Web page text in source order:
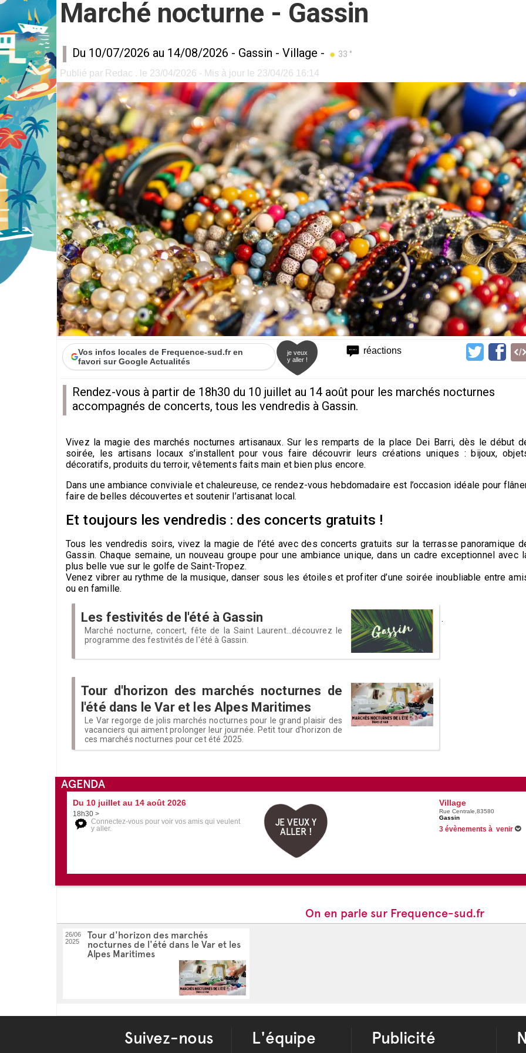
Marché nocturne - Gassin
Du 10/07/2026 au 14/08/2026 - Gassin - Village - 33 °
Publié par Redac . le 23/04/2026 - Mis à jour le 23/04/26 16:14
réactions
Vos infos locales de Frequence-sud.fr en
favori sur Google Actualités
je veux
y aller !
Rendez-vous à partir de 18h30 du 10 juillet au 14 août pour les marchés nocturnes
accompagnés de concerts, tous les vendredis à Gassin.
Vivez la magie des marchés nocturnes artisanaux. Sur les remparts de la place Dei Barri, dès le début
soirée, les artisans locaux s’installent pour vous faire découvrir leurs créations uniques : bijoux,
décoratifs, produits du terroir, vêtements faits main et bien plus encore.
Dans une ambiance conviviale et chaleureuse, ce rendez-vous hebdomadaire est l’occasion idéale pour
faire de belles découvertes et soutenir l’artisanat local.
Et toujours les vendredis : des concerts gratuits !
Tous les vendredis soirs, vivez la magie de l’été avec des concerts gratuits sur la terrasse panoramique
Gassin. Chaque semaine, un nouveau groupe pour une ambiance unique, dans un cadre exceptionnel avec
plus belle vue sur le golfe de Saint-Tropez.
Venez vibrer au rythme de la musique, danser sous les étoiles et profiter d’une soirée inoubliable entre
ou en famille.
Les festivités de l'été à Gassin
Marché nocturne, concert, fête de la Saint Laurent...découvrez le
programme des festivités de l'été à Gassin.
.
Tour d'horizon des marchés nocturnes de
l'été dans le Var et les Alpes Maritimes
Le Var regorge de jolis marchés nocturnes pour le grand plaisir des
vacanciers qui aiment prolonger leur journée. Petit tour d'horizon de
ces marchés nocturnes pour cet été 2025.
AGENDA
Du 10 juillet au 14 août 2026
18h30 >
Connectez-vous pour voir vos amis qui veulent
y aller.
JE VEUX Y
ALLER !
Village
Rue Centrale,83580
Gassin
3 évènements à venir
On en parle sur Frequence-sud.fr
26/06
2025
Tour d'horizon des marchés
nocturnes de l'été dans le Var et les
Alpes Maritimes
Suivez-nous L'équipe Publicité